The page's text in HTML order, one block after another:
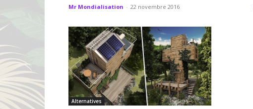
Mr Mondialisation - 22 novembre 2016
Alternatives